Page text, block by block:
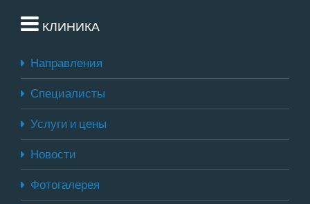
КЛИНИКА
Направления
Специалисты
Услуги и цены
Новости
Фотогалерея